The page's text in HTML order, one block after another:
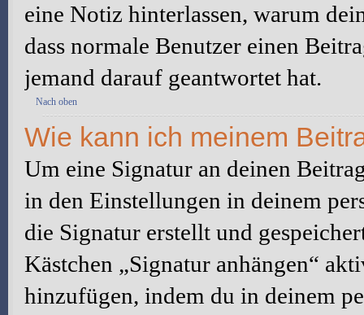
eine Notiz hinterlassen, warum
dass normale Benutzer einen
jemand darauf geantwortet hat.
Nach oben
Wie kann ich meinem
Um eine Signatur an deinen
in den Einstellungen in deinem
die Signatur erstellt und
Kästchen „Signatur anhängen“
hinzufügen, indem du in deinem